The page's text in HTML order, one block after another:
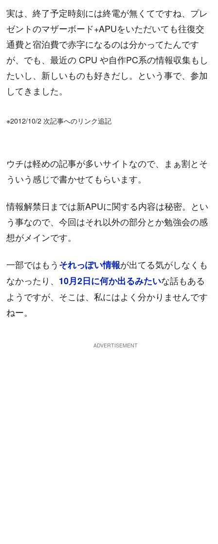
実は、終了予定時刻には終電が無くてですね、プレ
ゼントのマザーボード+APUをいただいても往復交
通費と宿泊費で赤字になるのは分かってたんです
が、でも、最近の CPU や自作PC系の情報収集もし
たいし、新しいものも好きだし。という事で、参加
してきました。
※2012/10/2 次記事へのリンク追記
ウチは軽めの記事が多いサイトなので、まぁ割とそ
ういう感じで書かせてもらいます。
情報解禁日までは新APUに関する内容は秘密。とい
う事なので、今回はそれ以外の部分とか勉強会の感
想がメインです。
一部ではもうそれっぽい情報が出てる気がしなくも
なかったり、 10月2日に何か出るみたいな話もある
ようですが、そこは、私にはよく分かりませんです
ねー。